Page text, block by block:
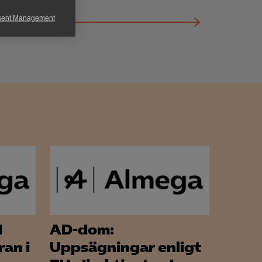
att kunna
Management
i
AD-dom:
Uppsägningar enligt